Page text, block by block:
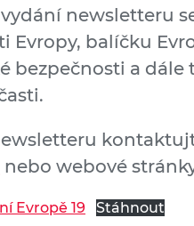
vydání newsletteru
Evropy, balíčku
bezpečnosti a
nebo webové
Evropě 19 Stáhnout